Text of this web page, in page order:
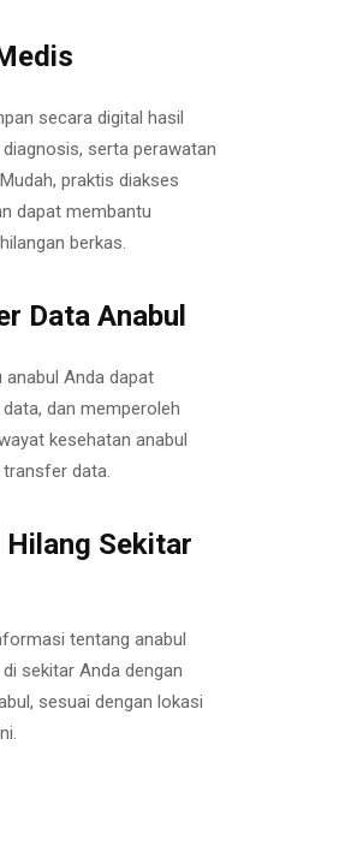
secara digital hasil
serta perawatan
praktis diakses
dapat membantu
berkas.
Data Anabul
anabul Anda dapat
dan memperoleh
kesehatan anabul
data.
Hilang Sekitar
tentang anabul
sekitar Anda dengan
sesuai dengan lokasi